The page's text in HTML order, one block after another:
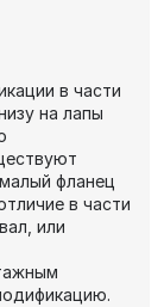
в части
на лапы
фланец
в части
или